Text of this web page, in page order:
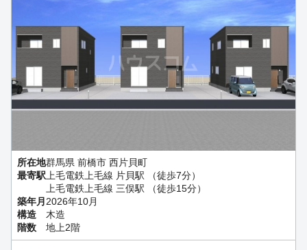
所在地群馬県 前橋市 西片貝町
最寄駅上毛電鉄上毛線 片貝駅 （徒歩7分）
上毛電鉄上毛線 三俣駅 （徒歩15分）
築年月 2026年10月
構造
木造
階数
地上2階